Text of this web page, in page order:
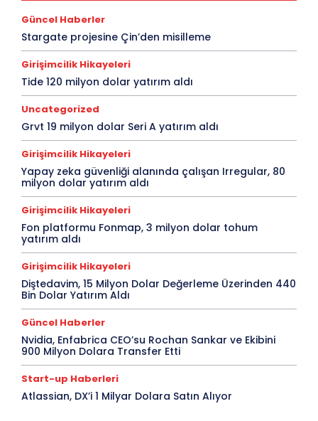
Güncel Haberler
Stargate projesine Çin’den misilleme
Girişimcilik Hikayeleri
Tide 120 milyon dolar yatırım aldı
Uncategorized
Grvt 19 milyon dolar Seri A yatırım aldı
Girişimcilik Hikayeleri
Yapay zeka güvenliği alanında çalışan Irregular, 80
milyon dolar yatırım aldı
Girişimcilik Hikayeleri
Fon platformu Fonmap, 3 milyon dolar tohum
yatırım aldı
Girişimcilik Hikayeleri
Diştedavim, 15 Milyon Dolar Değerleme Üzerinden 440
Bin Dolar Yatırım Aldı
Güncel Haberler
Nvidia, Enfabrica CEO’su Rochan Sankar ve Ekibini
900 Milyon Dolara Transfer Etti
Start-up Haberleri
Atlassian, DX’i 1 Milyar Dolara Satın Alıyor